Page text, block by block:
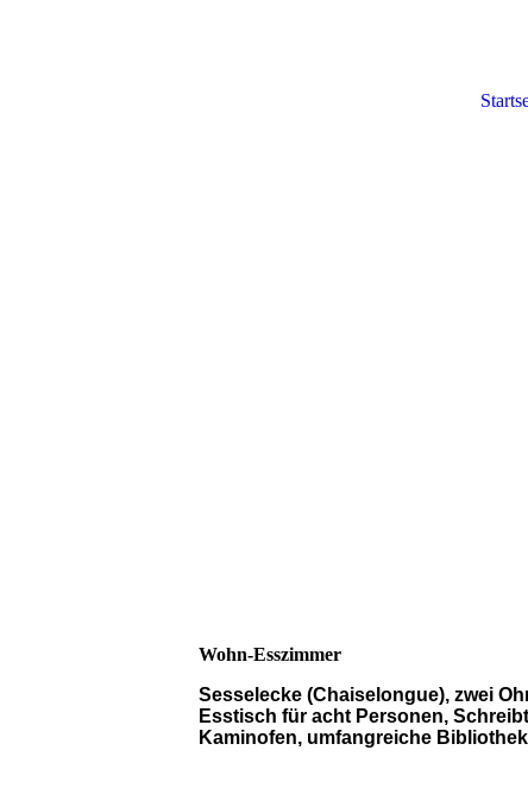
Wohn-Esszimmer
Sesselecke (Chaiselongue), zwei
Esstisch für acht Personen,
Kaminofen, umfangreiche